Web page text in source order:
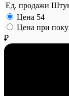
Ед. продажи
Цена 54
Цена при
₽